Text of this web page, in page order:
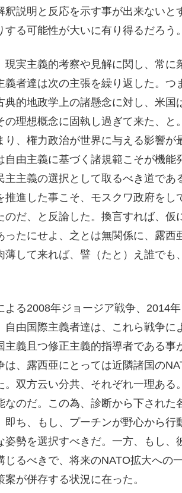
釈説明と反応を示す事が出来ない
る可能性が大いに有り得るだろう。
実主義的考察や見解に関し、常に
義者達は次の主張を繰り返した。
典的地政学上の諸懸念に対し、米国
の理想概念に固執し過ぎて来た、と
、権力政治が世界に与える影響が
自由主義に基づく諸規範こそが機能
主主義の選択として取るべき道であ
推進した事こそ、モスクワ政府を
のだ、と反論した。換言すれば、仮
ったにせよ、之とは無関係に、露西
薄して来れば、譬（たと）え誰でも
る2008年ジョージア戦争、2014
由国際主義者達は、これら戦争に
主義且つ修正主義的指導者である
は、露西亜にとっては近隣諸国の
。双方云い分共、それぞれ一理あ
なのだ。この為、診断から下され
即ち、もし、プーチンが野心から
姿勢を選択すべきだ。一方、もし、
じるべきで、将来のNATO拡大への
が併存する状況に在った。